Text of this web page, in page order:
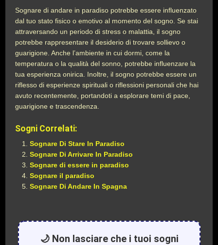
Sognare di andare in paradiso potrebbe essere influenzato
dal tuo stato fisico o emotivo al momento del sogno. Se stai
attraversando un periodo di stress o malattia, il sogno
potrebbe rappresentare il desiderio di trovare sollievo o
guarigione. Anche l’ambiente in cui dormi, come la
temperatura o la qualità del sonno, potrebbe influenzare la
tua esperienza onirica. Inoltre, il sogno potrebbe essere un
riflesso di esperienze spirituali o riflessioni personali che hai
avuto recentemente, portandoti a esplorare temi di pace,
guarigione e trascendenza.
Sogni Correlati:
Sognare Di Stare In Paradiso
Sognare Di Arrivare In Paradiso
Sognare di essere in paradiso
Sognare il paradiso
Sognare Di Andare In Spagna
🌙 Non lasciare che i tuoi sogni